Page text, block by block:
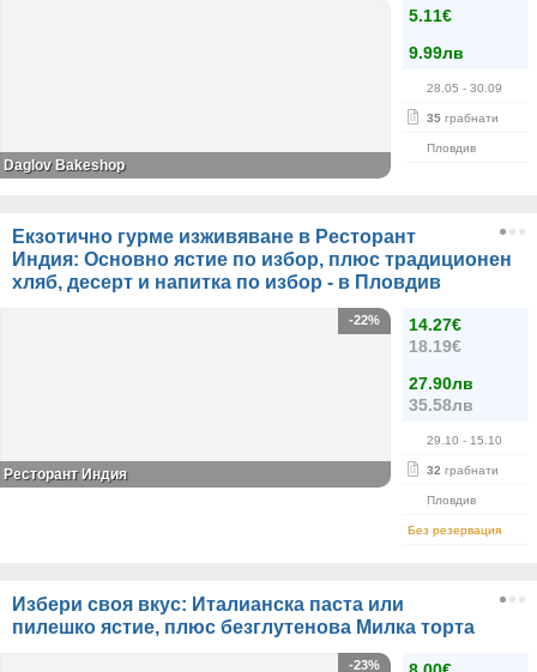
5.11€
9.99лв
28.05 - 30.09
35 грабнати
Пловдив
Daglov Bakeshop
Екзотично гурме изживяване в Ресторант
Индия: Основно ястие по избор, плюс традиционен
хляб, десерт и напитка по избор - в Пловдив
14.27€
18.19€
27.90лв
35.58лв
29.10 - 15.10
32 грабнати
Пловдив
Без резервация
-22%
Ресторант Индия
Избери своя вкус: Италианска паста или
пилешко ястие, плюс безглутенова Милка торта
-23%